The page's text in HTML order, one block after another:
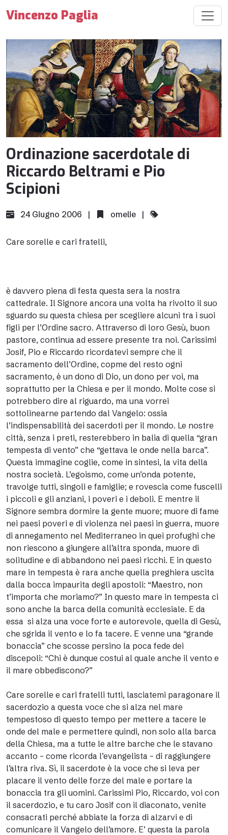
Vincenzo Paglia
Ordinazione sacerdotale di
Riccardo Beltrami e Pio
Scipioni
24 Giugno 2006 | omelie |
Care sorelle e cari fratelli,
è davvero piena di festa questa sera la nostra
cattedrale. Il Signore ancora una volta ha rivolto il suo
sguardo su questa chiesa per scegliere alcuni tra i suoi
figli per l’Ordine sacro. Attraverso di loro Gesù, buon
pastore, continua ad essere presente tra noi. Carissimi
Josif, Pio e Riccardo ricordatevi sempre che il
sacramento dell’Ordine, copme del resto ogni
sacramento, è un dono di Dio, un dono per voi, ma
soprattutto per la Chiesa e per il mondo. Molte cose si
potrebbero dire al riguardo, ma una vorrei
sottolinearne partendo dal Vangelo: ossia
l’indispensabilità dei sacerdoti per il mondo. Le nostre
città, senza i preti, resterebbero in balia di quella “gran
tempesta di vento” che “gettava le onde nella barca”.
Questa immagine coglie, come in sintesi, la vita della
nostra società. L’egoismo, come un’onda potente,
travolge tutti, singoli e famiglie; e rovescia come fuscelli
i piccoli e gli anziani, i poveri e i deboli. E mentre il
Signore sembra dormire la gente muore; muore di fame
nei paesi poveri e di violenza nei paesi in guerra, muore
di annegamento nel Mediterraneo in quei profughi che
non riescono a giungere all’altra sponda, muore di
solitudine e di abbandono nei paesi ricchi. E in questo
mare in tempesta è rara anche quella preghiera uscita
dalla bocca impaurita degli apostoli: “Maestro, non
t’importa che moriamo?” In questo mare in tempesta ci
sono anche la barca della comunità ecclesiale. E da
essa si alza una voce forte e autorevole, quella di Gesù,
che sgrida il vento e lo fa tacere. E venne una “grande
bonaccia” che scosse persino la poca fede dei
discepoli: “Chi è dunque costui al quale anche il vento e
il mare obbediscono?”
Care sorelle e cari fratelli tutti, lasciatemi paragonare il
sacerdozio a questa voce che si alza nel mare
tempestoso di questo tempo per mettere a tacere le
onde del male e permettere quindi, non solo alla barca
della Chiesa, ma a tutte le altre barche che le stavano
accanto – come ricorda l’evangelista – di raggiungere
l’altra riva. Sì, il sacerdote è la voce che si leva per
placare il vento delle forze del male e portare la
bonaccia tra gli uomini. Carissimi Pio, Riccardo, voi con
il sacerdozio, e tu caro Josif con il diaconato, venite
consacrati perché abbiate la forza di alzarvi e di
comunicare il Vangelo dell’amore. E’ questa la parola